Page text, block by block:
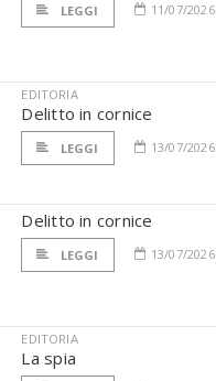
LEGGI 11/07/2026
EDITORIA
Delitto in cornice
LEGGI 13/07/2026
Delitto in cornice
LEGGI 13/07/2026
EDITORIA
La spia